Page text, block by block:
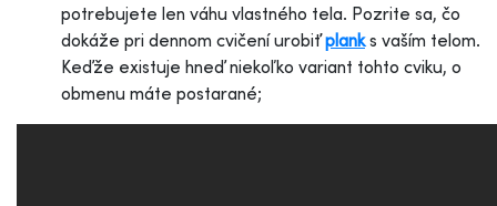
potrebujete len váhu vlastného tela. Pozrite sa, čo
dokáže pri dennom cvičení urobiťplanks vaším telom.
Keďže existuje hneď niekoľko variant tohto cviku, o
obmenu máte postarané;